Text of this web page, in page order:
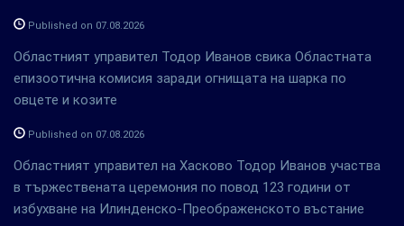
Published on 07.08.2026
Областният управител Тодор Иванов свика Областната
епизоотична комисия заради огнищата на шарка по
овцете и козите
Published on 07.08.2026
Областният управител на Хасково Тодор Иванов участва
в тържествената церемония по повод 123 години от
избухване на Илинденско-Преображенското въстание